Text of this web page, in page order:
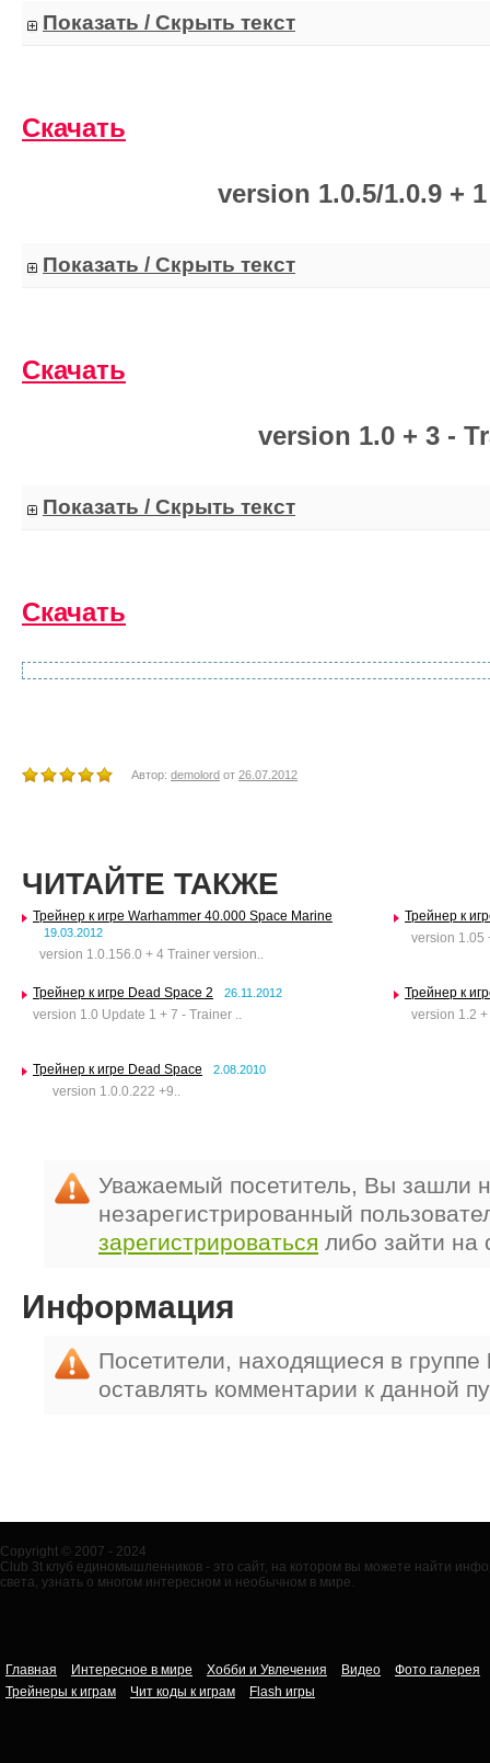
Показать / Скрыть текст
Скачать
version 1.0.5/1.0.9 +
Показать / Скрыть текст
Скачать
version 1.0 + 3 -
Показать / Скрыть текст
Скачать
Автор: demolord от 26.07.2012
ЧИТАЙТЕ ТАКЖЕ
Трейнер к игре Warhammer 40.000 Space Marine
19.03.2012
version 1.0.156.0 + 4 Trainer version..
Трейнер к
version 1.05
Трейнер к игре Dead Space 2 26.11.2012
version 1.0 Update 1 + 7 - Trainer ..
Трейнер к
version 1.2
Трейнер к игре Dead Space 2.08.2010
version 1.0.0.222 +9..
Уважаемый посетитель, Вы зашли
незарегистрированный
зарегистрироваться либо зайти на
Информация
Посетители, находящиеся в группе
оставлять комментарии к данной
Copyright © 2007 - 2024
Club 3t клуб единомышленников - это сайт, на котором вы можете найти
света, узнать о многом интересном и необычном в мире.
Главная Интересное в мире Хобби и Увлечения Видео
Фото галерея
Трейнеры к играм
Чит коды к играм Flash игры